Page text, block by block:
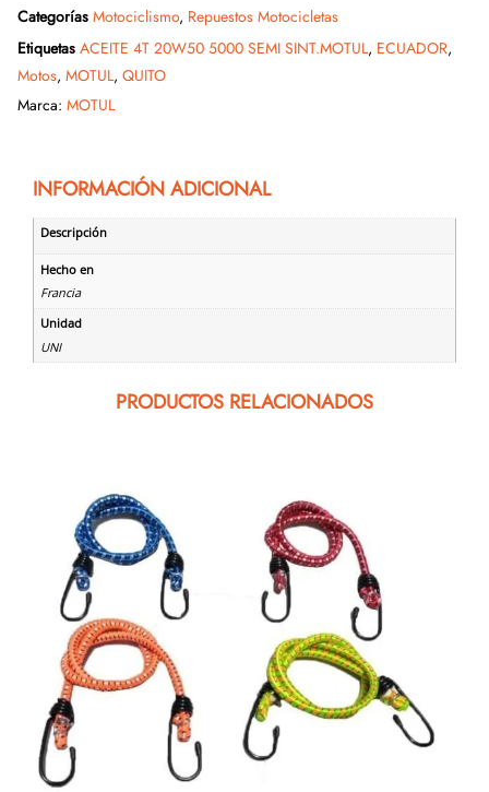
Categorías Motociclismo, Repuestos Motocicletas
Etiquetas ACEITE 4T 20W50 5000 SEMI SINT.MOTUL, ECUADOR,
Motos, MOTUL, QUITO
Marca: MOTUL
INFORMACIÓN ADICIONAL
Descripción
Hecho en
Francia
Unidad
UNI
PRODUCTOS RELACIONADOS